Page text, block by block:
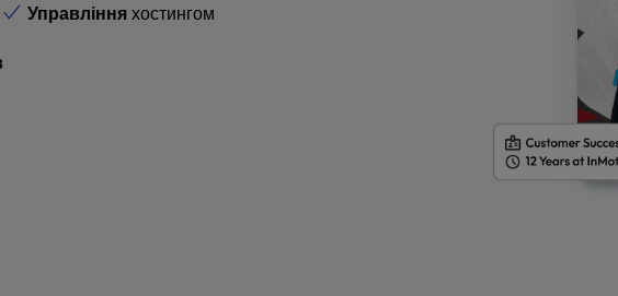
Управління хостингом